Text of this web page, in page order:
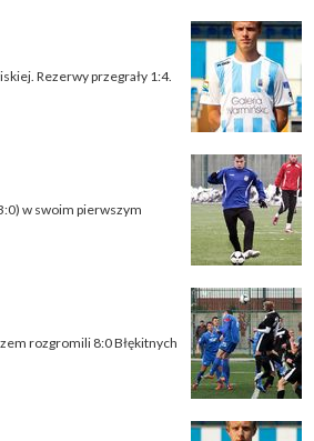
Rezerwy przegrały 1:4.
w swoim pierwszym
rozgromili 8:0 Błękitnych